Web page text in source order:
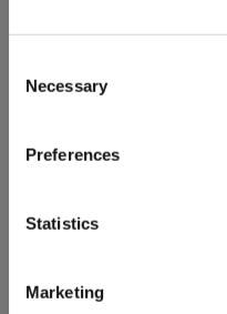
Selection
Necessary
Preferences
Statistics
Marketing